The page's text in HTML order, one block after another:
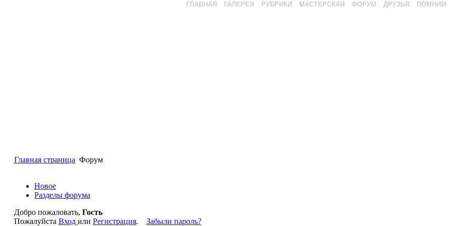
ГЛАВНАЯ ГАЛЕРЕЯ РУБРИКИ МАСТЕРСКАЯ ФОРУМ ДРУЗЬЯ ПОМНИМ
Главная страница Форум
Новое
Разделы форума
Добро пожаловать, Гость
Пожалуйста Вход или Регистрация. Забыли пароль?